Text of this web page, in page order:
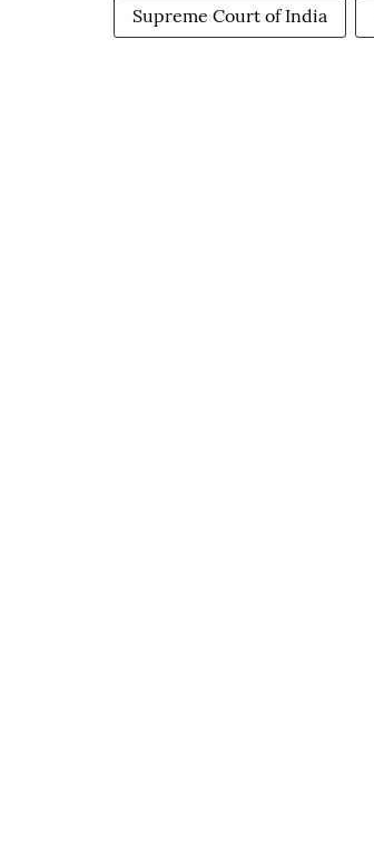
Supreme Court of India